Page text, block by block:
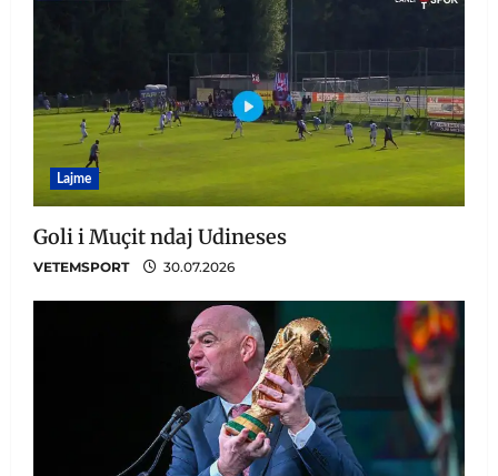
Lajme
Goli i Muçit ndaj Udineses
VETEMSPORT 30.07.2026